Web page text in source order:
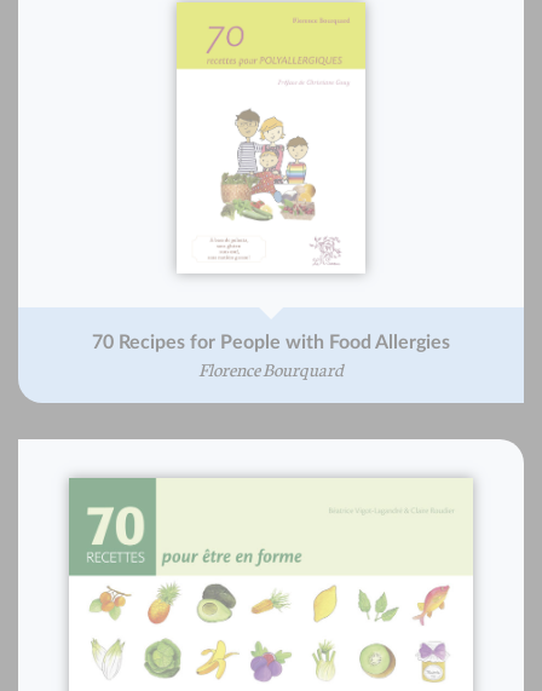
70 Recipes for People with Food Allergies
Florence Bourquard